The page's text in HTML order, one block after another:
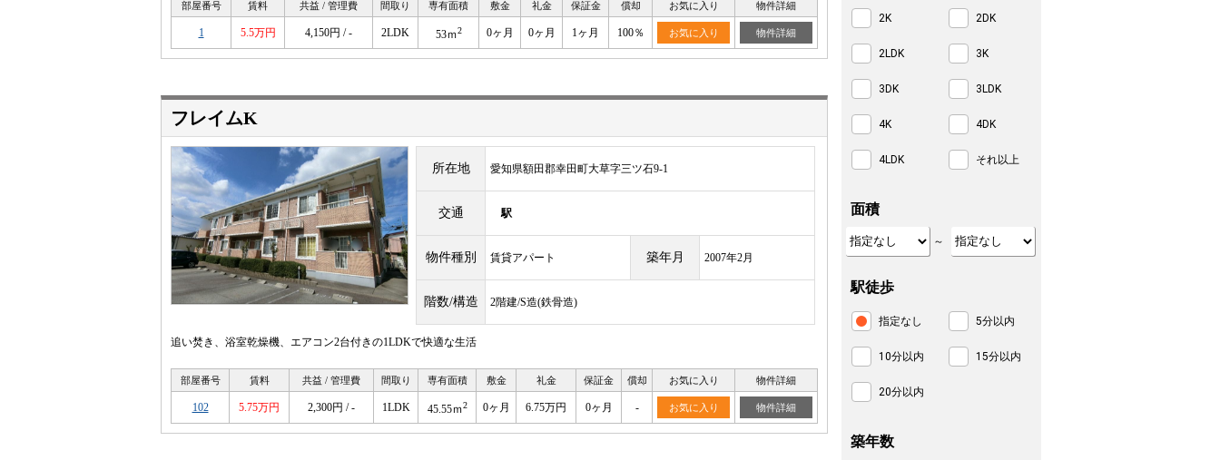
部屋番号 賃料 共益 / 管理費 間取り 専有面積 敷金 礼金 保証金 償却 お気に入り 物件詳細
1 5.5万円 4,150円 / - 2LDK 53ｍ2 0ヶ月 0ヶ月 1ヶ月 100％ お気に入り 物件詳細
フレイムK
所在地 愛知県額田郡幸田町大草字三ツ石9-1
交通 駅
物件種別 賃貸アパート 築年月 2007年2月
階数/構造 2階建/S造(鉄骨造)
追い焚き、浴室乾燥機、エアコン2台付きの1LDKで快適な生活
部屋番号 賃料 共益 / 管理費 間取り 専有面積 敷金 礼金 保証金 償却 お気に入り 物件詳細
102 5.75万円 2,300円 / - 1LDK 45.55ｍ2 0ヶ月 6.75万円 0ヶ月 - お気に入り 物件詳細
2K 2DK
2LDK 3K
3DK 3LDK
4K 4DK
4LDK それ以上
面積
～
駅徒歩
指定なし 5分以内
10分以内 15分以内
20分以内
築年数